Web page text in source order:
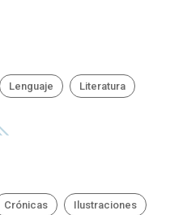
Lenguaje Literatura
Crónicas Ilustraciones